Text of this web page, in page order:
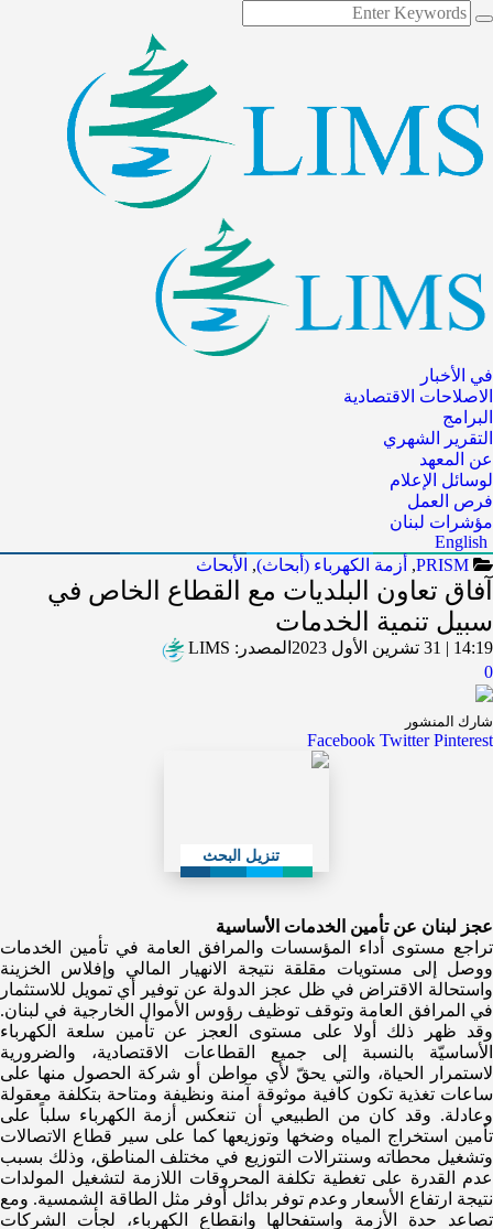
في الأخبار
الاصلاحات الاقتصادية
البرامج
التقرير الشهري
عن المعهد
لوسائل الإعلام
فرص العمل
مؤشرات لبنان
English
PRISM
, أزمة الكهرباء (أبحاث), الأبحاث
آفاق تعاون البلديات مع القطاع الخاص في
سبيل تنمية الخدمات
14:19 | 31 تشرين الأول 2023 المصدر: LIMS
0
شارك المنشور
Facebook Twitter Pinterest
تنزيل البحث
عجز لبنان عن تأمين الخدمات الأساسية
تراجع مستوى أداء المؤسسات والمرافق العامة في تأمين الخدمات
ووصل إلى مستويات مقلقة نتيجة الانهيار المالي وإفلاس الخزينة
واستحالة الاقتراض في ظل عجز الدولة عن توفير أي تمويل للاستثمار
في المرافق العامة وتوقف توظيف رؤوس الأموال الخارجية في لبنان.
وقد ظهر ذلك أولا على مستوى العجز عن تأمين سلعة الكهرباء
الأساسيّة بالنسبة إلى جميع القطاعات الاقتصادية، والضرورية
لاستمرار الحياة، والتي يحقّ لأي مواطن أو شركة الحصول منها على
ساعات تغذية تكون كافية موثوقة آمنة ونظيفة ومتاحة بتكلفة معقولة
وعادلة. وقد كان من الطبيعي أن تنعكس أزمة الكهرباء سلباً على
تأمين استخراج المياه وضخها وتوزيعها كما على سير قطاع الاتصالات
وتشغيل محطاته وسنترالات التوزيع في مختلف المناطق، وذلك بسبب
عدم القدرة على تغطية تكلفة المحروقات اللازمة لتشغيل المولدات
نتيجة ارتفاع الأسعار وعدم توفر بدائل أوفر مثل الطاقة الشمسية. ومع
تصاعد حدة الأزمة واستفحالها وانقطاع الكهرباء، لجأت الشركات